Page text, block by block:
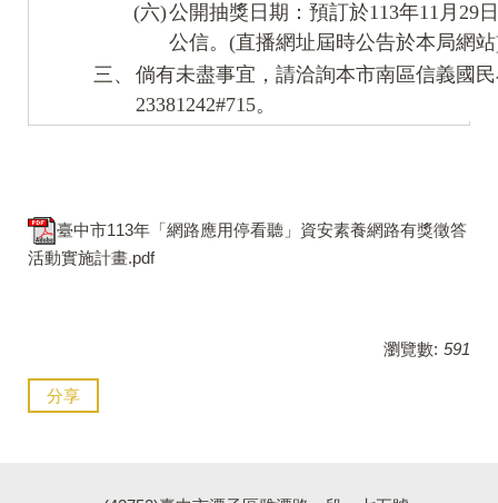
(六)公開抽獎日期：預訂於113年11月29
公信。(直播網址屆時公告於本局網
三、 倘有未盡事宜，請洽詢本市南區信義國
23381242#715。
臺中市113年「網路應用停看聽」資安素養網路有獎徵答
活動實施計畫.pdf
瀏覽數: 591
分享